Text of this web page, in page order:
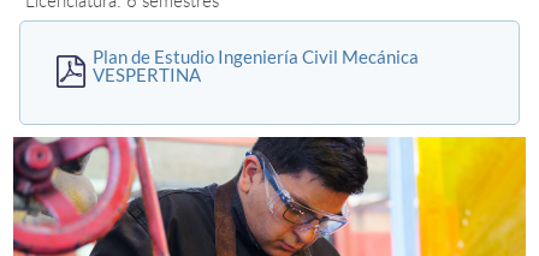
Plan de Estudio Ingeniería Civil Mecánica
VESPERTINA